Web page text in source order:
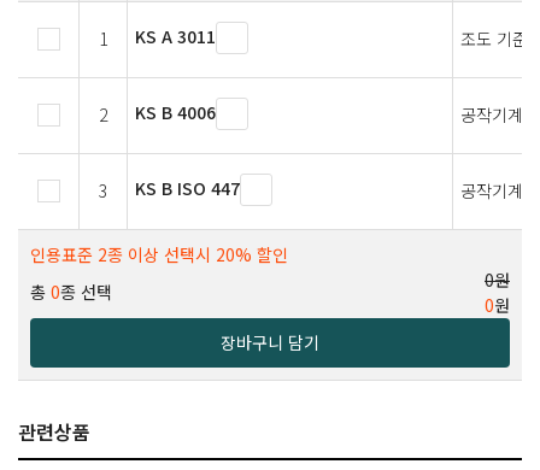
1 KS A 3011 조도 기준
2 KS B 4006 공작기계
3 KS B ISO 447 공작기계
인용표준 2종 이상 선택시 20% 할인
총 0종 선택
0원
0원
장바구니 담기
관련상품